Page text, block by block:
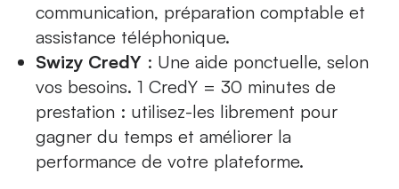
communication, préparation comptable et
assistance téléphonique.
Swizy CredY : Une aide ponctuelle, selon
vos besoins. 1 CredY = 30 minutes de
prestation : utilisez-les librement pour
gagner du temps et améliorer la
performance de votre plateforme.